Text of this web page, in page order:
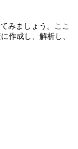
みましょう。ここ
作成し、解析し、